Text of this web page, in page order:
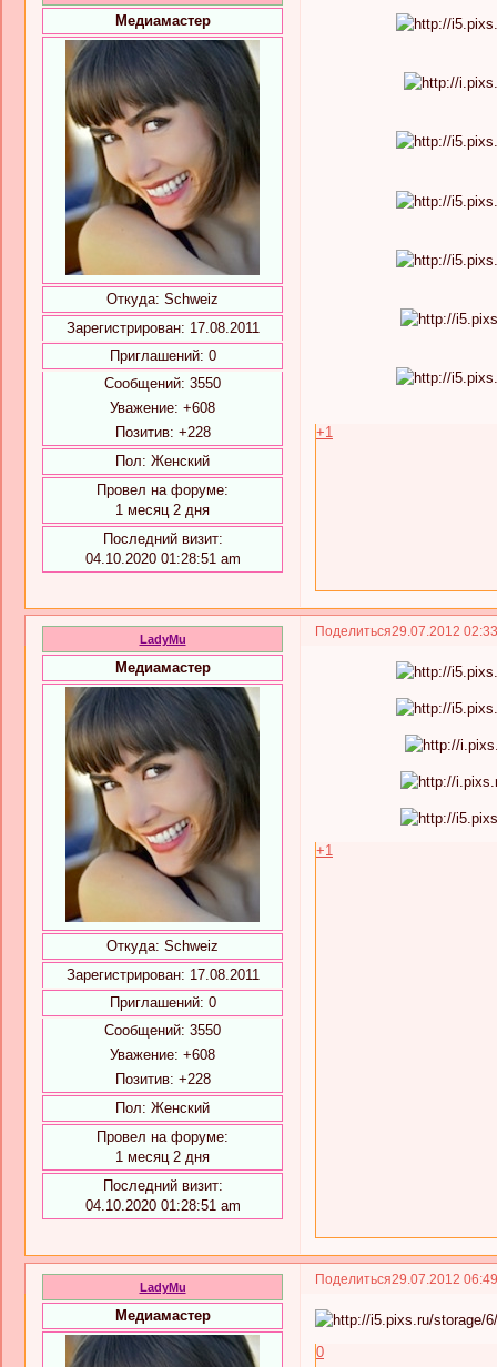
Медиамастер
Откуда: Schweiz
Зарегистрирован: 17.08.2011
Приглашений: 0
Сообщений: 3550
Уважение: +608
Позитив: +228
Пол: Женский
Провел на форуме:
1 месяц 2 дня
Последний визит:
04.10.2020 01:28:51 am
+1
Поделиться29.07.2012
LadyMu
Медиамастер
Откуда: Schweiz
Зарегистрирован: 17.08.2011
Приглашений: 0
Сообщений: 3550
Уважение: +608
Позитив: +228
Пол: Женский
Провел на форуме:
1 месяц 2 дня
Последний визит:
04.10.2020 01:28:51 am
+1
Поделиться29.07.2012
LadyMu
Медиамастер
0